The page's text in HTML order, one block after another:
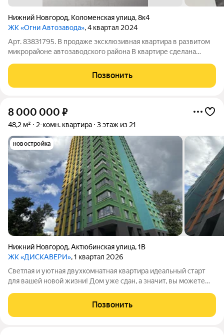
Нижний Новгород, Коломенская улица,8к4
ЖК «Огни Автозавода», 4 квартал 2024
Арт. 83831795. В продаже эксклюзивная квартира в развитом
микрорайоне автозаводского района В квартире сделана
комнат,что позволит разместить там кухню-гостиную В
спальне на полу выложен дорогой
Позвонить
8 000 000 ₽
48,2 м² 2-комн. квартира 3 этаж из 21
новостройка
Нижний Новгород,Актюбинская улица,1В
ЖК «ДИСКАВЕРИ», 1 квартал 2026
Светлая и уютная двухкомнатная квартира идеальный старт
для вашей новой жизни! Дом уже сдан, а значит, вы можете
предложение для тех, кто ценит правильную планировку и
хочет создать интерьер под себя.
Позвонить